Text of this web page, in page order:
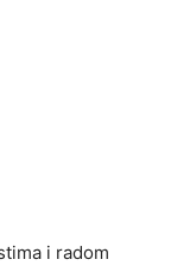
i radom